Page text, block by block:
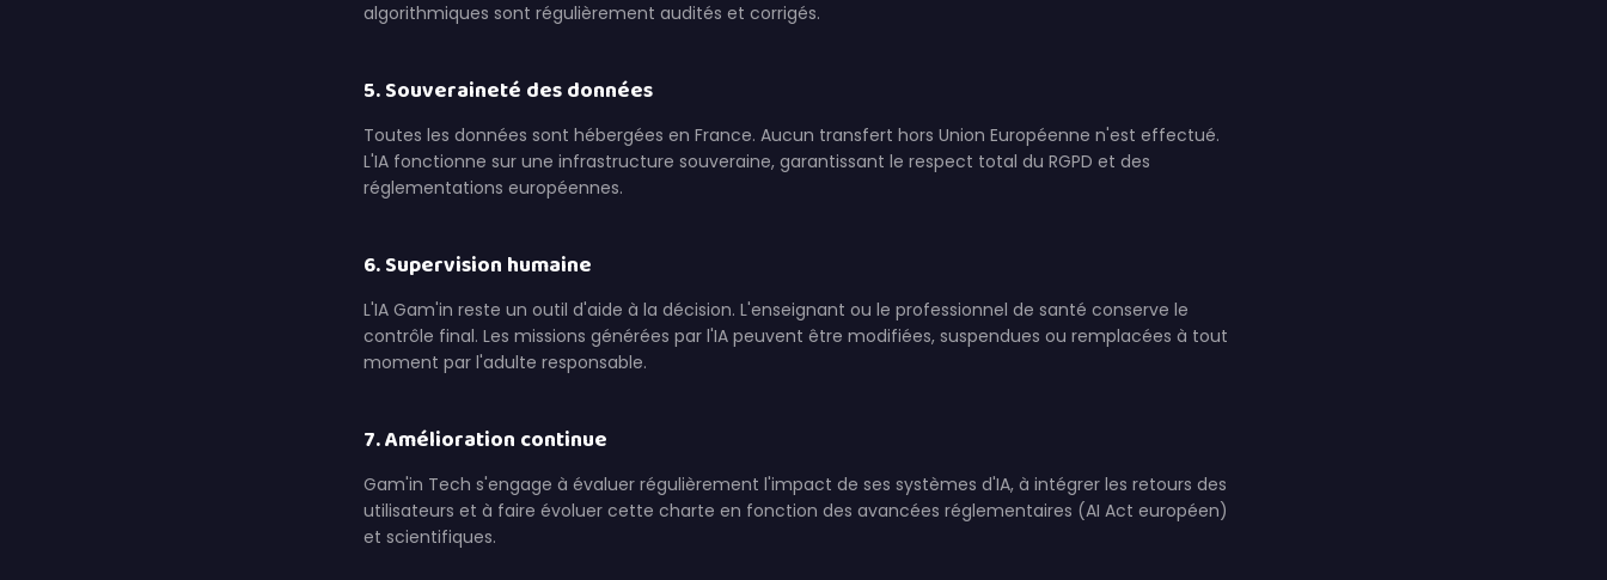
algorithmiques sont régulièrement audités et corrigés.
5. Souveraineté des données
Toutes les données sont hébergées en France. Aucun transfert hors Union Européenne n'est effectué.
L'IA fonctionne sur une infrastructure souveraine, garantissant le respect total du RGPD et des
réglementations européennes.
6. Supervision humaine
L'IA Gam'in reste un outil d'aide à la décision. L'enseignant ou le professionnel de santé conserve le
contrôle final. Les missions générées par l'IA peuvent être modifiées, suspendues ou remplacées à tout
moment par l'adulte responsable.
7. Amélioration continue
Gam'in Tech s'engage à évaluer régulièrement l'impact de ses systèmes d'IA, à intégrer les retours des
utilisateurs et à faire évoluer cette charte en fonction des avancées réglementaires (AI Act européen)
et scientifiques.